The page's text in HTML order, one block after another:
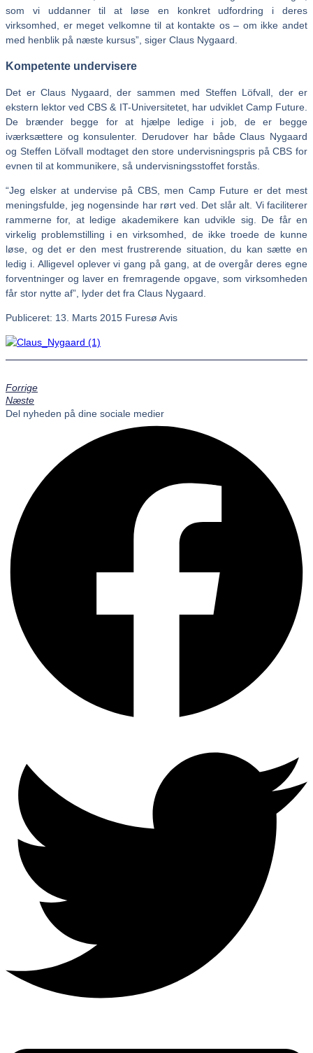
som vi uddanner til at løse en konkret udfordring i deres
virksomhed, er meget velkomne til at kontakte os – om ikke andet
med henblik på næste kursus”, siger Claus Nygaard.
Kompetente undervisere
Det er Claus Nygaard, der sammen med Steffen Löfvall, der er
ekstern lektor ved CBS & IT-Universitetet, har udviklet Camp Future.
De brænder begge for at hjælpe ledige i job, de er begge
iværksættere og konsulenter. Derudover har både Claus Nygaard
og Steffen Löfvall modtaget den store undervisningspris på CBS for
evnen til at kommunikere, så undervisningsstoffet forstås.
“Jeg elsker at undervise på CBS, men Camp Future er det mest
meningsfulde, jeg nogensinde har rørt ved. Det slår alt. Vi faciliterer
rammerne for, at ledige akademikere kan udvikle sig. De får en
virkelig problemstilling i en virksomhed, de ikke troede de kunne
løse, og det er den mest frustrerende situation, du kan sætte en
ledig i. Alligevel oplever vi gang på gang, at de overgår deres egne
forventninger og laver en fremragende opgave, som virksomheden
får stor nytte af”, lyder det fra Claus Nygaard.
Publiceret: 13. Marts 2015 Furesø Avis
Forrige
Næste
Del nyheden på dine sociale medier